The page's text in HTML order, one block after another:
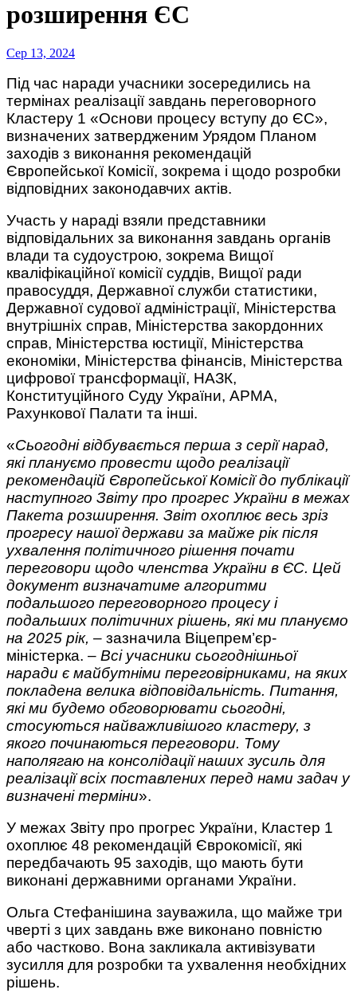
розширення ЄС
Сер 13, 2024
Під час наради учасники зосередились на
термінах реалізації завдань переговорного
Кластеру 1 «Основи процесу вступу до ЄС»,
визначених затвердженим Урядом Планом
заходів з виконання рекомендацій
Європейської Комісії, зокрема і щодо розробки
відповідних законодавчих актів.
Участь у нараді взяли представники
відповідальних за виконання завдань органів
влади та судоустрою, зокрема Вищої
кваліфікаційної комісії суддів, Вищої ради
правосуддя, Державної служби статистики,
Державної судової адміністрації, Міністерства
внутрішніх справ, Міністерства закордонних
справ, Міністерства юстиції, Міністерства
економіки, Міністерства фінансів, Міністерства
цифрової трансформації, НАЗК,
Конституційного Суду України, АРМА,
Рахункової Палати та інші.
«Сьогодні відбувається перша з серії нарад,
які плануємо провести щодо реалізації
рекомендацій Європейської Комісії до публікації
наступного Звіту про прогрес України в межах
Пакета розширення. Звіт охоплює весь зріз
прогресу нашої держави за майже рік після
ухвалення політичного рішення почати
переговори щодо членства України в ЄС. Цей
документ визначатиме алгоритми
подальшого переговорного процесу і
подальших політичних рішень, які ми плануємо
на 2025 рік, – зазначила Віцепрем’єр-
міністерка. – Всі учасники сьогоднішньої
наради є майбутніми переговірниками, на яких
покладена велика відповідальність. Питання,
які ми будемо обговорювати сьогодні,
стосуються найважливішого кластеру, з
якого починаються переговори. Тому
наполягаю на консолідації наших зусиль для
реалізації всіх поставлених перед нами задач у
визначені терміни».
У межах Звіту про прогрес України, Кластер 1
охоплює 48 рекомендацій Єврокомісії, які
передбачають 95 заходів, що мають бути
виконані державними органами України.
Ольга Стефанішина зауважила, що майже три
чверті з цих завдань вже виконано повністю
або частково. Вона закликала активізувати
зусилля для розробки та ухвалення необхідних
рішень.